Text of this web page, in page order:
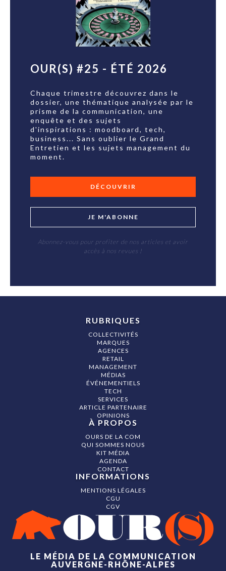
OUR(S) #25 - ÉTÉ 2026
Chaque trimestre découvrez dans le
dossier, une thématique analysée par le
prisme de la communication, une
enquête et des sujets
d'inspirations : moodboard, tech,
business... Sans oublier le Grand
Entretien et les sujets management du
moment.
DÉCOUVRIR
JE M'ABONNE
Abonnez-vous pour profiter de nos articles et avoir
accès à nos revues !
LE MÉDIA DE LA COMMUNICATION
AUVERGNE-RHÔNE-ALPES
RUBRIQUES
COLLECTIVITÉS
MARQUES
AGENCES
RETAIL
MANAGEMENT
MÉDIAS
ÉVÉNEMENTIELS
TECH
SERVICES
ARTICLE PARTENAIRE
OPINIONS
À PROPOS
OURS DE LA COM
QUI SOMMES NOUS
KIT MÉDIA
AGENDA
CONTACT
INFORMATIONS
MENTIONS LÉGALES
CGU
CGV